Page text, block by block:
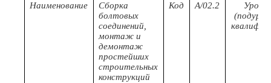
Наименование
Сборка
болтовых
соединений,
монтаж и
демонтаж
простейших
строительных
конструкций
Код A/02.2